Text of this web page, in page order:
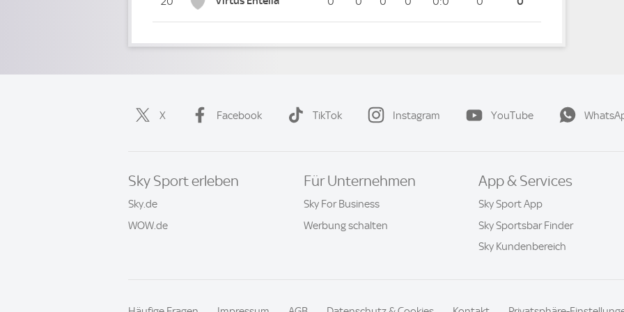
X Facebook TikTok Instagram YouTube
Sky Sport erleben
Sky.de
WOW.de
Für Unternehmen
Sky For Business
Werbung schalten
App & Services
Sky Sport App
Sky Sportsbar Finder
Sky Kundenbereich